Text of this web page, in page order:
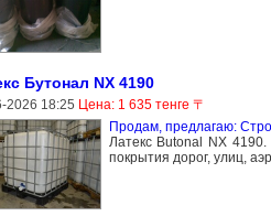
Бутонал NX 4190
2026 18:25 Цена: 1 635 тенге 〒
Продам, предлагаю:
Латекс Butonal NX
покрытия дорог, улиц,